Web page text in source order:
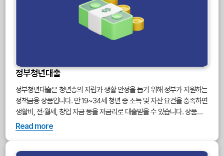
정부청년대출
정부청년대출은 청년층의 자립과 생활 안정을 돕기 위해 정부가 지원하는
정책금융 상품입니다. 만 19~34세 청년 중 소득 및 자산 요건을 충족하면
생활비, 전·월세, 창업 자금 등을 저금리로 대출받을 수 있습니다. 상품별
로 신청 조건과 절차가 다르며, 중복 수령 제한이 있을 수 있습니다.
Read more